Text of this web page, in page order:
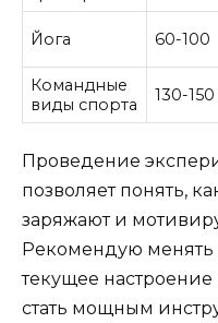
Йога 60-100
Командные
виды спорта
130-150
Проведение
позволяет понять,
заряжают и
Рекомендую менять
текущее
стать мощным